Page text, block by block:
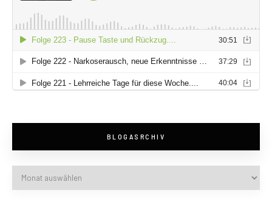
BLOGASRCHIV